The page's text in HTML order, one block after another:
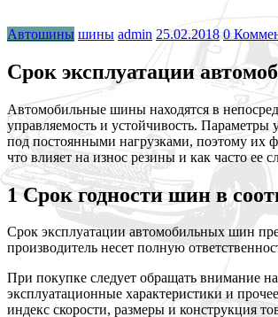
Автошины шины admin 25.02.2018 0
Срок эксплуатации
Автомобильные шины находятся в
управляемость и устойчивость.
под постоянными нагрузками, поэтому их
что влияет на износ резины и как часто ее
1 Срок годности шин в
Срок эксплуатации автомобильных шин
производитель несет полную
При покупке следует обращать внимание
эксплуатационные характеристики и
индекс скорости, размеры и конструкция